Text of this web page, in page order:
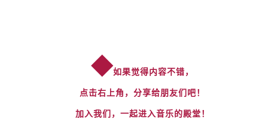
◆如果觉得内容不错，
点击右上角，分享给朋友们吧！
加入我们，一起进入音乐的殿堂！